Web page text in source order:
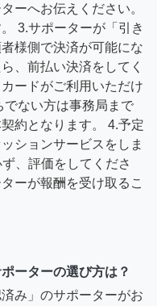
ーへお伝えください。
3.サポーターが「引き
様側で決済が可能にな
、前払い決済をしてく
ードがご利用いただけ
でない方は事務局まで
約となります。 4.予定
ションサービスをしま
、評価をしてくださ
ーが報酬を受け取るこ
ーターの選び方は？
み」のサポーターがお